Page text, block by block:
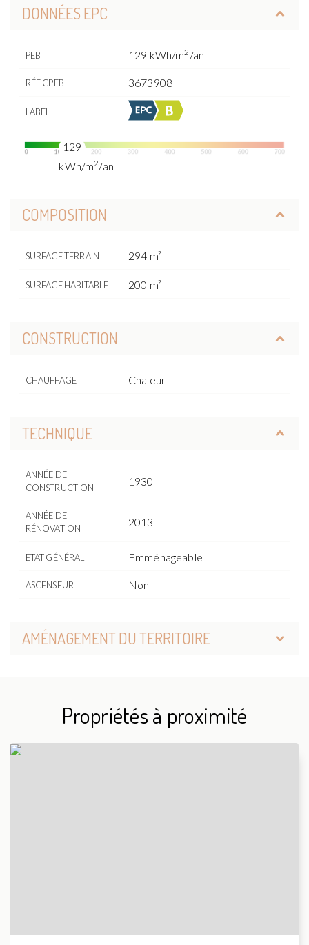
DONNÉES EPC
PEB 129 kWh/m2 /an
RÉF CPEB 3673908
LABEL
129
kWh/m2/an
COMPOSITION
SURFACE TERRAIN 294 m²
SURFACE HABITABLE 200 m²
CONSTRUCTION
CHAUFFAGE Chaleur
TECHNIQUE
ANNÉE DE
CONSTRUCTION
1930
ANNÉE DE
RÉNOVATION
2013
ETAT GÉNÉRAL Emménageable
ASCENSEUR Non
AMÉNAGEMENT DU TERRITOIRE
Propriétés à proximité